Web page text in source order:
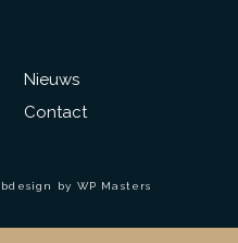
Nieuws
Contact
by WP Masters